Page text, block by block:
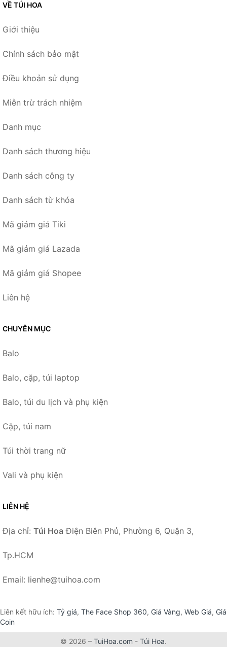
VỀ TÚI HOA
Giới thiệu
Chính sách bảo mật
Điều khoản sử dụng
Miễn trừ trách nhiệm
Danh mục
Danh sách thương hiệu
Danh sách công ty
Danh sách từ khóa
Mã giảm giá Tiki
Mã giảm giá Lazada
Mã giảm giá Shopee
Liên hệ
CHUYÊN MỤC
Balo
Balo, cặp, túi laptop
Balo, túi du lịch và phụ kiện
Cặp, túi nam
Túi thời trang nữ
Vali và phụ kiện
LIÊN HỆ
Địa chỉ: Túi Hoa Điện Biên Phủ, Phường 6, Quận 3,
Tp.HCM
Email: lienhe@tuihoa.com
Liên kết hữu ích: Tỷ giá, The Face Shop 360, Giá Vàng, Web Giá, Giá
Coin
© 2026 – TuiHoa.com - Túi Hoa.